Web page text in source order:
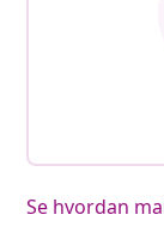
Se hvordan